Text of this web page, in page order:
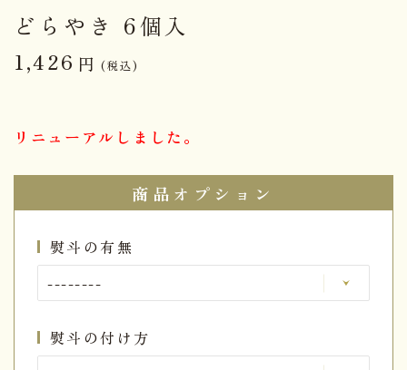
どらやき 6個入
1,426 円 (税込)
リニューアルしました。
商品オプション
熨斗の有無
熨斗の付け方